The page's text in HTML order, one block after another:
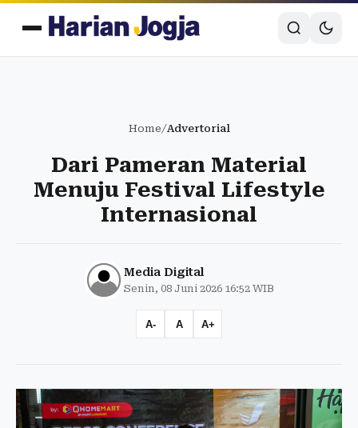
Home/Advertorial
Dari Pameran Material
Menuju Festival Lifestyle
Internasional
Media Digital
Senin, 08 Juni 2026 16:52 WIB
A- A A+